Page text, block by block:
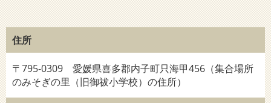
住所
〒795-0309 愛媛県喜多郡内子町只海甲456（集合場所
のみそぎの里（旧御祓小学校）の住所）